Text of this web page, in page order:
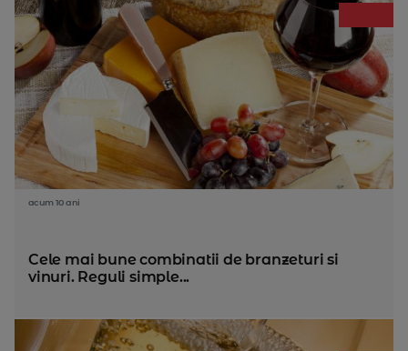
acum 10 ani
Cele mai bune combinatii de branzeturi si
vinuri. Reguli simple...